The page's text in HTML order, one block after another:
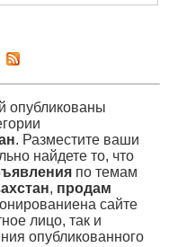
опубликованы
. Разместите ваши
найдете то, что
по темам
, продам
сайте
лицо, так и
опубликованного